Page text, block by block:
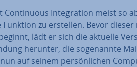
Con­ti­nuous In­te­gra­ti­on meist so
Funktion zu erstellen. Bevor
lädt er sich die aktuelle
herunter, die so­ge­nann­te
auf seinem per­sön­li­chen